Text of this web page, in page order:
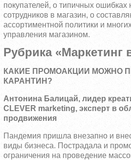
покупателей, о типичных
сотрудников в магазин, о
ассортиментной политики и
управления магазином.
Рубрика «Маркетинг
КАКИЕ ПРОМОАКЦИИ МОЖНО
КАРАНТИН?
Антонина Балицай, лидер
CLEVER marketing, эксперт в
продвижения
Пандемия пришла внезапно и
виды бизнеса. Пострадала и
ограничения на проведение